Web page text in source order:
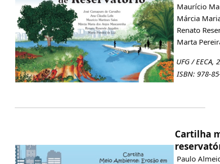
Maurício
Márcia
Renato
Marta
UFG / EECA,
ISBN: 978-
Cartilha
Paulo